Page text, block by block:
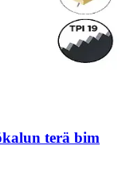
terä bim